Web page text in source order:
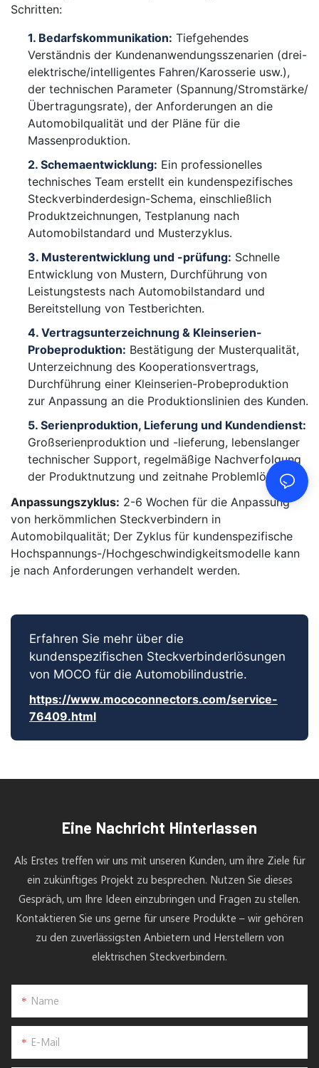
Schritten:
1. Bedarfskommunikation: Tiefgehendes
Verständnis der Kundenanwendungsszenarien (drei-
elektrische/intelligentes Fahren/Karosserie usw.),
der technischen Parameter (Spannung/Stromstärke/
Übertragungsrate), der Anforderungen an die
Automobilqualität und der Pläne für die
Massenproduktion.
2. Schemaentwicklung: Ein professionelles
technisches Team erstellt ein kundenspezifisches
Steckverbinderdesign-Schema, einschließlich
Produktzeichnungen, Testplanung nach
Automobilstandard und Musterzyklus.
3. Musterentwicklung und -prüfung: Schnelle
Entwicklung von Mustern, Durchführung von
Leistungstests nach Automobilstandard und
Bereitstellung von Testberichten.
4. Vertragsunterzeichnung & Kleinserien-
Probeproduktion: Bestätigung der Musterqualität,
Unterzeichnung des Kooperationsvertrags,
Durchführung einer Kleinserien-Probeproduktion
zur Anpassung an die Produktionslinien des Kunden.
5. Serienproduktion, Lieferung und Kundendienst:
Großserienproduktion und -lieferung, lebenslanger
technischer Support, regelmäßige Nachverfolgung
der Produktnutzung und zeitnahe Problemlösung.
Anpassungszyklus: 2-6 Wochen für die Anpassung
von herkömmlichen Steckverbindern in
Automobilqualität; Der Zyklus für kundenspezifische
Hochspannungs-/Hochgeschwindigkeitsmodelle kann
je nach Anforderungen verhandelt werden.
Erfahren Sie mehr über die
kundenspezifischen Steckverbinderlösungen
von MOCO für die Automobilindustrie.
https://www.mococonnectors.com/service-
76409.html
Eine Nachricht Hinterlassen
Als Erstes treffen wir uns mit unseren Kunden, um ihre Ziele für
ein zukünftiges Projekt zu besprechen. Nutzen Sie dieses
Gespräch, um Ihre Ideen einzubringen und Fragen zu stellen.
Kontaktieren Sie uns gerne für unsere Produkte – wir gehören
zu den zuverlässigsten Anbietern und Herstellern von
elektrischen Steckverbindern.
Name
E-Mail